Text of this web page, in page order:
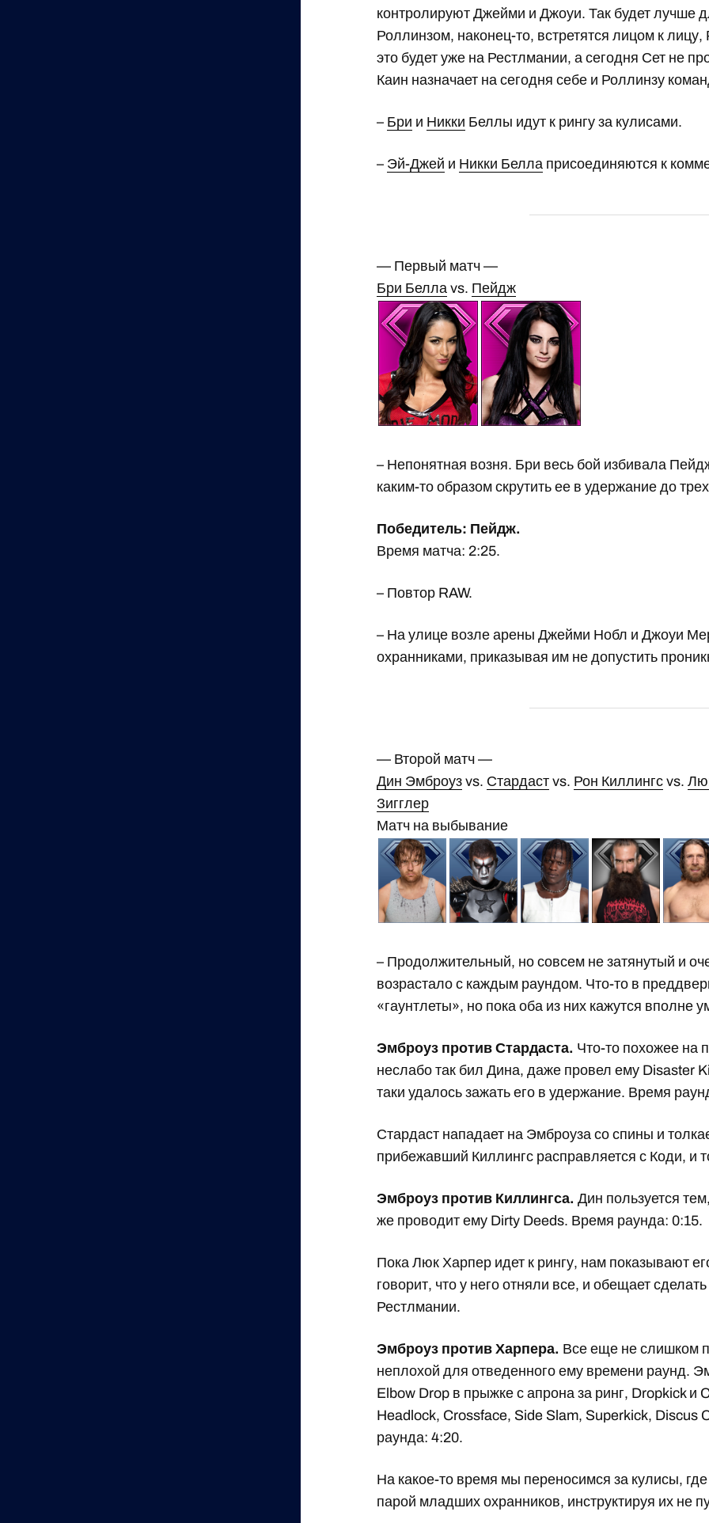
контролируют Джейми и Джоуи. Так будет лучше
Роллинзом, наконец-то, встретятся лицом к
это будет уже на Рестлмании, а сегодня Сет не
Каин назначает на сегодня себе и Роллинзу
– Бри и Никки Беллы идут к рингу за кулисами.
– Эй-Джей и Никки Белла присоединяются к
— Первый матч —
Бри Белла vs. Пейдж
– Непонятная возня. Бри весь бой избивала
каким-то образом скрутить ее в удержание до
Победитель: Пейдж.
Время матча: 2:25.
– Повтор RAW.
– На улице возле арены Джейми Нобл и Джоуи
охранниками, приказывая им не допустить
— Второй матч —
Дин Эмброуз vs. Стардаст vs. Рон Киллингс vs.
Зигглер
Матч на выбывание
– Продолжительный, но совсем не затянутый и
возрастало с каждым раундом. Что-то в
«гаунтлеты», но пока оба из них кажутся вполне
Эмброуз против Стардаста. Что-то похожее на
неслабо так бил Дина, даже провел ему Disaster
таки удалось зажать его в удержание. Время
Стардаст нападает на Эмброуза со спины и
прибежавший Киллингс расправляется с Коди, и
Эмброуз против Киллингса. Дин пользуется
же проводит ему Dirty Deeds. Время раунда: 0:15.
Пока Люк Харпер идет к рингу, нам показывают
говорит, что у него отняли все, и обещает
Рестлмании.
Эмброуз против Харпера. Все еще не слишком
неплохой для отведенного ему времени раунд.
Elbow Drop в прыжке с апрона за ринг, Dropkick и
Headlock, Crossface, Side Slam, Superkick,
раунда: 4:20.
На какое-то время мы переносимся за кулисы,
парой младших охранников, инструктируя их не